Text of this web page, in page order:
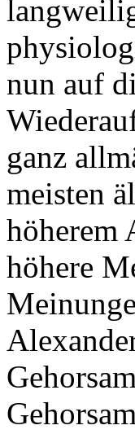
nun auf
ganz
meisten
höherem
höhere